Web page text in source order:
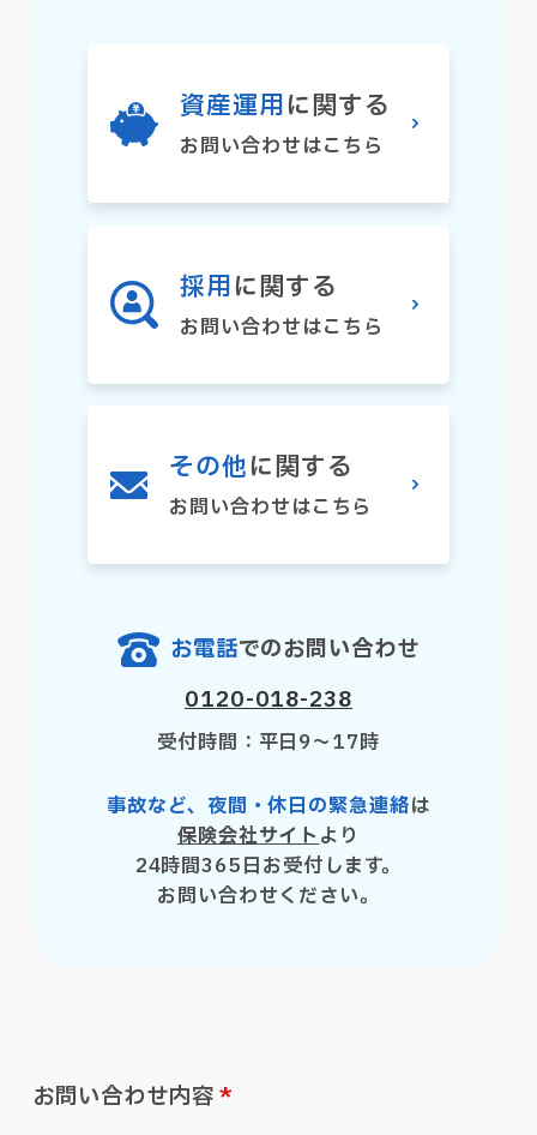
資産運用に関する
お問い合わせはこちら
採用に関する
お問い合わせはこちら
その他に関する
お問い合わせはこちら
お電話でのお問い合わせ
0120-018-238
受付時間：平日9〜17時
事故など、夜間・休日の緊急連絡は
保険会社サイトより
24時間365日お受付します。
お問い合わせください。
お問い合わせ内容 *